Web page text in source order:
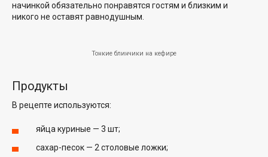
начинкой обязательно понравятся гостям и близким и
никого не оставят равнодушным.
Тонкие блинчики на кефире
Продукты
В рецепте используются:
яйца куриные — 3 шт;
сахар-песок — 2 столовые ложки;